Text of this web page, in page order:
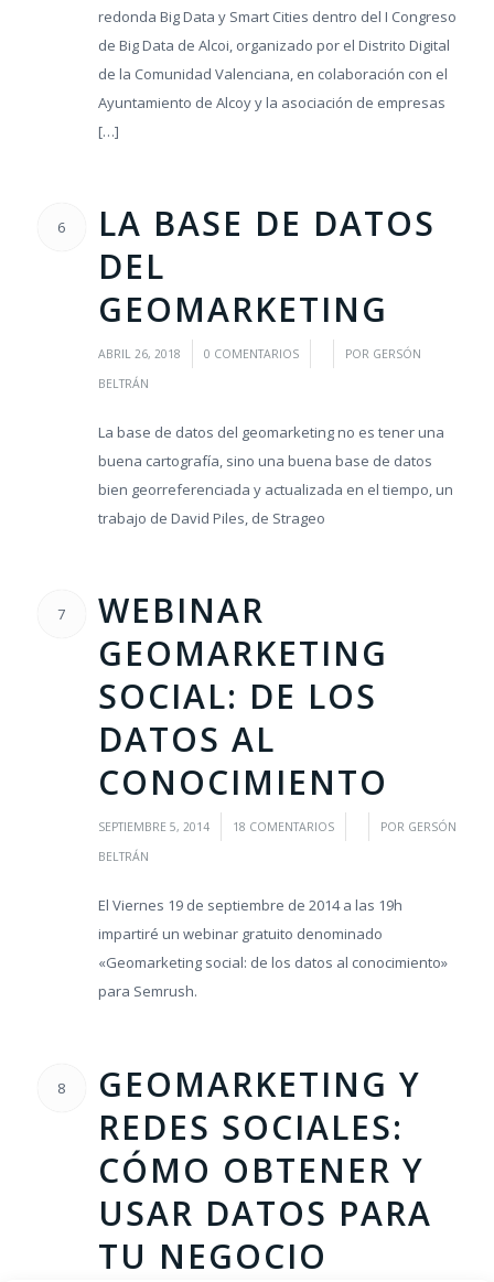
redonda Big Data y Smart Cities dentro del I Congreso
de Big Data de Alcoi, organizado por el Distrito Digital
de la Comunidad Valenciana, en colaboración con el
Ayuntamiento de Alcoy y la asociación de empresas
[…]
6
LA BASE DE DATOS
DEL
GEOMARKETING
ABRIL 26, 2018 0 COMENTARIOS
/ POR GERSÓN
BELTRÁN
La base de datos del geomarketing no es tener una
buena cartografía, sino una buena base de datos
bien georreferenciada y actualizada en el tiempo, un
trabajo de David Piles, de Strageo
7
WEBINAR
GEOMARKETING
SOCIAL: DE LOS
DATOS AL
CONOCIMIENTO
SEPTIEMBRE 5, 2014 18 COMENTARIOS
/ / POR GERSÓN
BELTRÁN
El Viernes 19 de septiembre de 2014 a las 19h
impartiré un webinar gratuito denominado
«Geomarketing social: de los datos al conocimiento»
para Semrush.
8
GEOMARKETING Y
REDES SOCIALES:
CÓMO OBTENER Y
USAR DATOS PARA
TU NEGOCIO